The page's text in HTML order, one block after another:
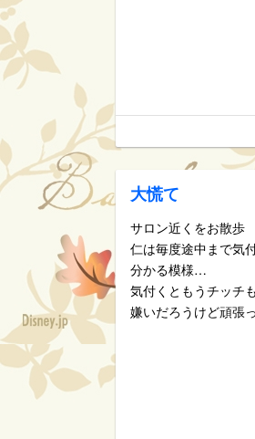
大慌て
サロン近くをお散歩
仁は毎度途中まで気
分かる模様…
気付くともうチッチ
嫌いだろうけど頑張